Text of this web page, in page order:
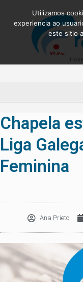
Chapela
Liga
Feminina
Ana Prieto
Utilizamos
experiencia ao
este sitio